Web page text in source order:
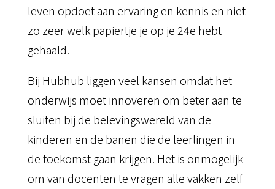
leven opdoet aan ervaring en kennis en niet
zo zeer welk papiertje je op je 24e hebt
gehaald.
Bij Hubhub liggen veel kansen omdat het
onderwijs moet innoveren om beter aan te
sluiten bij de belevingswereld van de
kinderen en de banen die de leerlingen in
de toekomst gaan krijgen. Het is onmogelijk
om van docenten te vragen alle vakken zelf